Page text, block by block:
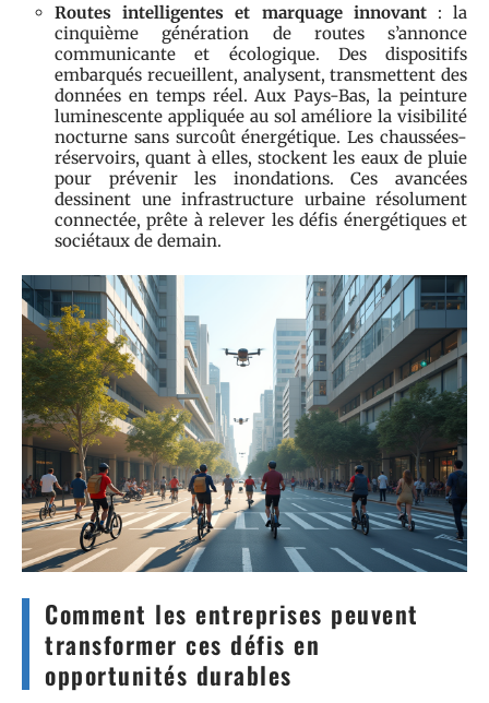
Routes intelligentes et marquage innovant: la
cinquième génération de routes s’annonce
communicante et écologique. Des dispositifs
embarqués recueillent, analysent, transmettent des
données en temps réel. Aux Pays-Bas, la peinture
luminescente appliquée au sol améliore la visibilité
nocturne sans surcoût énergétique. Les chaussées-
réservoirs, quant à elles, stockent les eaux de pluie
pour prévenir les inondations. Ces avancées
dessinent une infrastructure urbaine résolument
connectée, prête à relever les défis énergétiques et
sociétaux de demain.
Comment les entreprises peuvent
transformer ces défis en
opportunités durables